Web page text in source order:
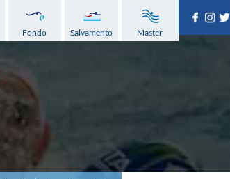
Fondo Salvamento Master